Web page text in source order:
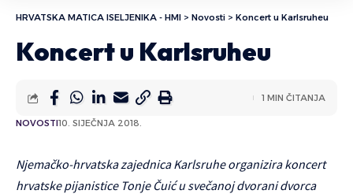
HRVATSKA MATICA ISELJENIKA - HMI > Novosti > Koncert u Karlsruheu
Koncert u Karlsruheu
NOVOSTI10. SIJEČNJA 2018.
1 MIN ČITANJA
Njemačko-hrvatska zajednica Karlsruhe organizira koncert
hrvatske pijanistice Tonje Čuić u svečanoj dvorani dvorca